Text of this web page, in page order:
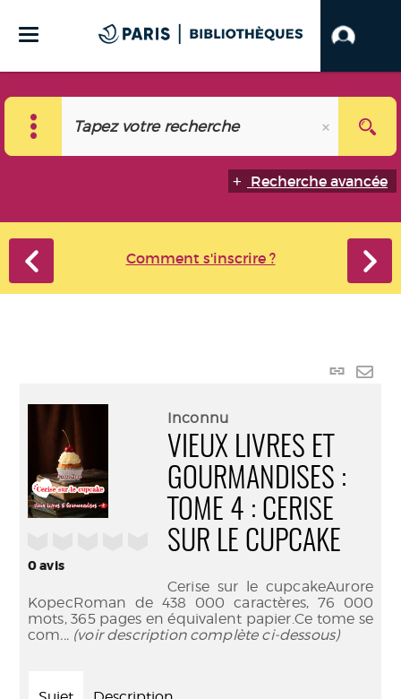
Recherche avancée
Comment s'inscrire ?
Lien
0avis
Inconnu
VIEUX LIVRES ET
GOURMANDISES :
TOME 4 : CERISE
SUR LE CUPCAKE
Cerise sur le cupcakeAurore
KopecRoman de 438 000 caractères, 76 000
mots, 365 pages en équivalent papier.Ce tome se
com... (voir description complète ci-dessous)